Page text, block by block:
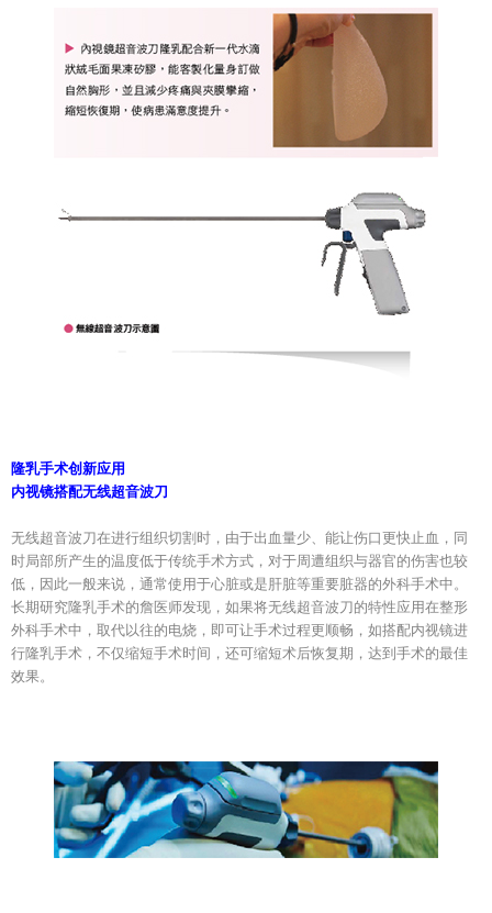
隆乳手术创新应用
内视镜搭配无线超音波刀
无线超音波刀在进行组织切割时，由于出血量少、能让伤口更快止血，同
时局部所产生的温度低于传统手术方式，对于周遭组织与器官的伤害也较
低，因此一般来说，通常使用于心脏或是肝脏等重要脏器的外科手术中。
长期研究隆乳手术的詹医师发现，如果将无线超音波刀的特性应用在整形
外科手术中，取代以往的电烧，即可让手术过程更顺畅，如搭配内视镜进
行隆乳手术，不仅缩短手术时间，还可缩短术后恢复期，达到手术的最佳
效果。